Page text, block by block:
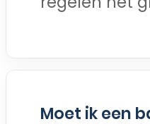
Moet ik een